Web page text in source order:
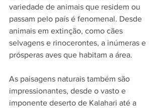
variedade de animais que residem ou
passam pelo país é fenomenal. Desde
animais em extinção, como cães
selvagens e rinocerontes, a inúmeras e
prósperas aves que habitam a área.
As paisagens naturais também são
impressionantes, desde o vasto e
imponente deserto de Kalahari até a